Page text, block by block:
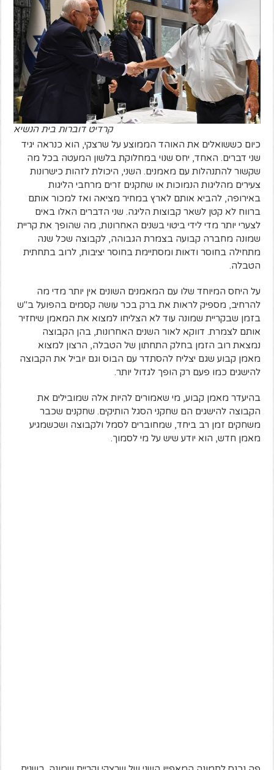
קרדיט דוברות בית הנשיא
כיום כששואלים את האוהד הממוצע על שרצקי, הוא כנראה יגיד
שני דברים. האחד, יחס שנוי במחלוקת בלשון המעטה בכל מה
שקשור להתנהלות עם מאמנים. השני, היכולת לזהות כישרונות
צעירים מהליגות הנמוכות או שחקנים זרים מרחבי הליגות
באירופה, להביא אותם לארץ במחיר מציאה ואז למכור אותם
ברווח לא קטן לשאר קבוצות הליגה. שני הדברים האלו באים
לצערי יותר מדי לידי ביטוי בשנים האחרונות, מה שהופך את קריית
שמונה מחברה קבועה בצמרת הגבוהה, לקבוצה שכל שנה
מתחילה בחוסר ודאות ומסתיימת בחוסר יציבות, לרוב בתחתית
הטבלה.
על היחס המיוחד שלו עם המאמנים השונים אין יותר מדי מה
להרחיב, מספיק לראות את ברק בכר עושה קסמים בהפועל ב"ש
בזמן שבקריית שמונה עוד לא הצליחו למצוא את המאמן שיחזיר
אותם לצמרת. דווקא לאור השנים האחרונות, בהן הקבוצה
נמצאת רוב הזמן בחלק התחתון של הטבלה, הרצון למצוא
מאמן קבוע שגם יצליח להסתדר עם הבוס וגם יוביל את הקבוצה
להישגים כמו פעם רק הופך לגדול יותר.
בהיעדר מאמן קבוע, מי שאמורים להיות אלה שמובילים את
הקבוצה להישגים הם שחקני הסגל הותיקים. שחקנים שכבר
משחקים זמן רב ביחד, שמחוברים לסמל ולקבוצה ושכשמגיע
מאמן חדש, הוא יודע שיש על מי לסמוך.